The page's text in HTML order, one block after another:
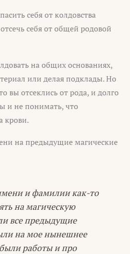
себя от колдовства
себя от общей родовой
на общих основаниях,
или делая подклады. Но
вы отсеклись от рода, и долго
и не понимать, что
крови.
на предыдущие магические
и фамилии как-то
на магическую
все предыдущие
на мое нынешнее
работы и про